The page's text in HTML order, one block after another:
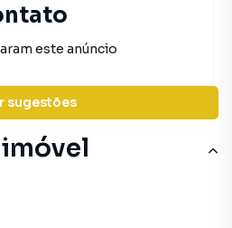
disponível, mas você pode
site ou deixar seu contato para
sugestões
este anúncio